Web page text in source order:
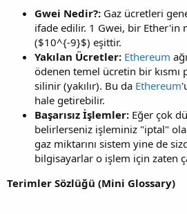
Gwei Nedir?: Gaz ücretleri
ifade edilir. 1 Gwei, bir Ether'in
($10^{-9}$) eşittir.
Yakılan Ücretler: Ethereum
ödenen temel ücretin bir kısmı
silinir (yakılır). Bu da Ethereum
hale getirebilir.
Başarısız İşlemler: Eğer çok
belirlerseniz işleminiz "iptal"
gaz miktarını sistem yine de
bilgisayarlar o işlem için zaten
Terimler Sözlüğü (Mini Glossary)